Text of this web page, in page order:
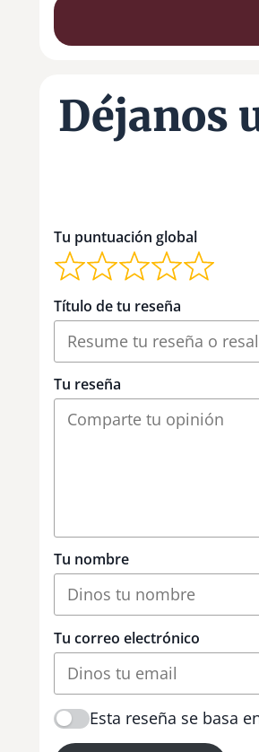
Déjanos
Tu puntuación global
Título de tu reseña
Tu reseña
Tu nombre
Tu correo electrónico
Esta reseña se basa